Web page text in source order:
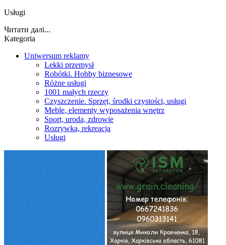
Usługi
Читати далі...
Kategoria
Uniwersum reklamy
Lekki przemysł
Robótki. Hobby biznesowe
Różne usługi
1001 małych rzeczy
Czyszczenie. Sprzęt, środki czystości, usługi
Meble, elementy wyposażenia wnętrz
Sport, uroda, zdrowie
Rozrywka, rekreacja
Usługi